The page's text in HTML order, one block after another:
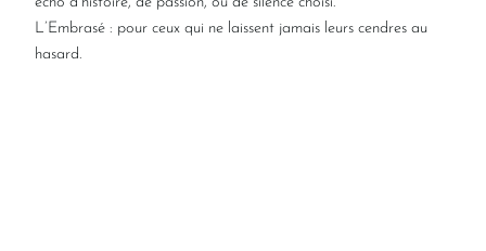
L’Embrasé : pour ceux qui ne laissent jamais leurs cendres au
hasard.